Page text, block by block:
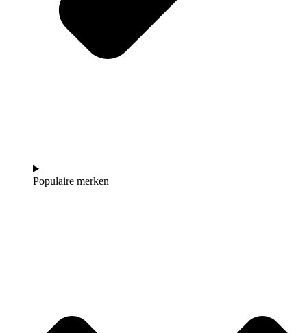
Populaire merken